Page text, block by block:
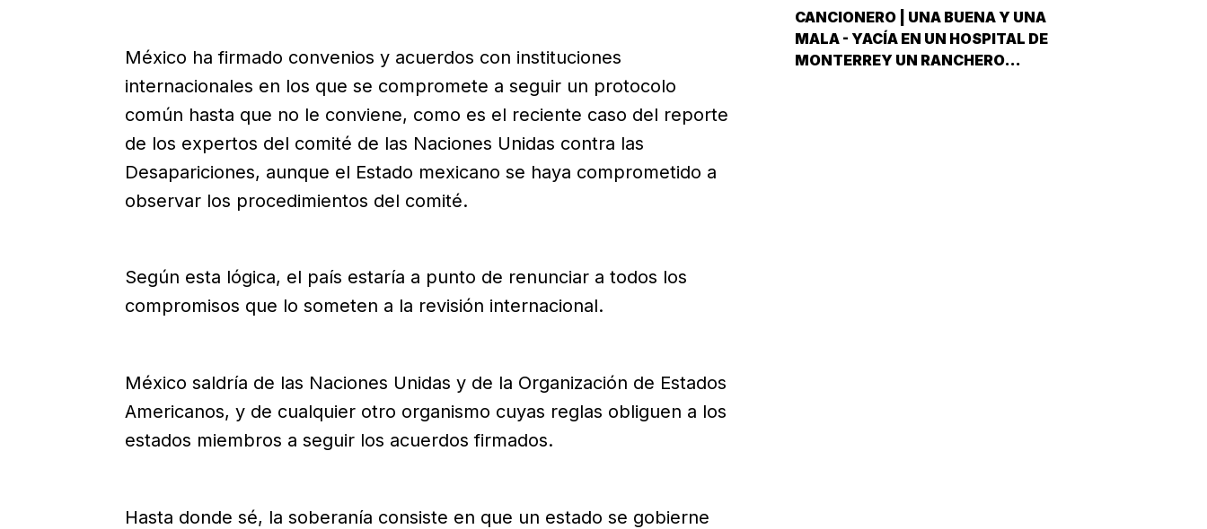
México ha firmado convenios y acuerdos con instituciones
internacionales en los que se compromete a seguir un protocolo
común hasta que no le conviene, como es el reciente caso del reporte
de los expertos del comité de las Naciones Unidas contra las
Desapariciones, aunque el Estado mexicano se haya comprometido a
observar los procedimientos del comité.
Según esta lógica, el país estaría a punto de renunciar a todos los
compromisos que lo someten a la revisión internacional.
México saldría de las Naciones Unidas y de la Organización de Estados
Americanos, y de cualquier otro organismo cuyas reglas obliguen a los
estados miembros a seguir los acuerdos firmados.
Hasta donde sé, la soberanía consiste en que un estado se gobierne
CANCIONERO | UNA BUENA Y UNA
MALA - YACÍA EN UN HOSPITAL DE
MONTERREY UN RANCHERO